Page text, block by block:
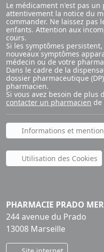
Le médicament n'est pas
attentivement la notice du
commander. Ne laissez pas
enfants. Attention aux
cours.
Si les symptômes
nouveaux symptômes
médecin ou de votre
Dans le cadre de la
dossier pharmaceutique
pharmacien.
Si vous avez besoin de plus
contacter un pharmacien
Informations et
Utilisation des Cookies
PHARMACIE PRADO
244 avenue du Prado
13008 Marseille